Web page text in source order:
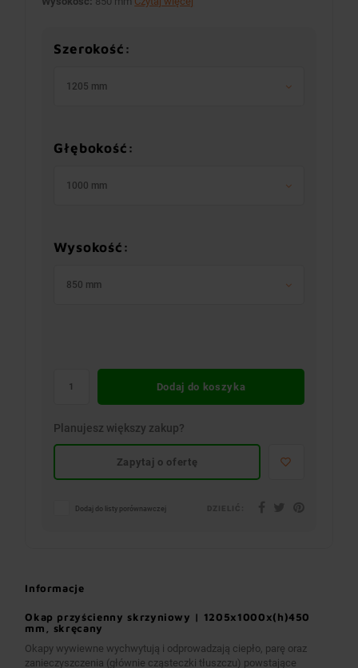
Szerokość:
1205 mm
Głębokość:
1000 mm
Wysokość:
850 mm
Dodaj do koszyka
Planujesz większy zakup?
Zapytaj o ofertę
Dodaj do listy porównawczej
Informacje
Okap przyścienny skrzyniowy | 1205x1000x(h)450
mm, skręcany
Okapy wywiewne wychwytują i odprowadzają ciepło, parę oraz
zanieczyszczenia (głównie cząsteczki tłuszczu) powstające